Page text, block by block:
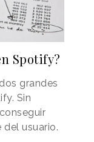
Spotify?
grandes
Sin
usuario.